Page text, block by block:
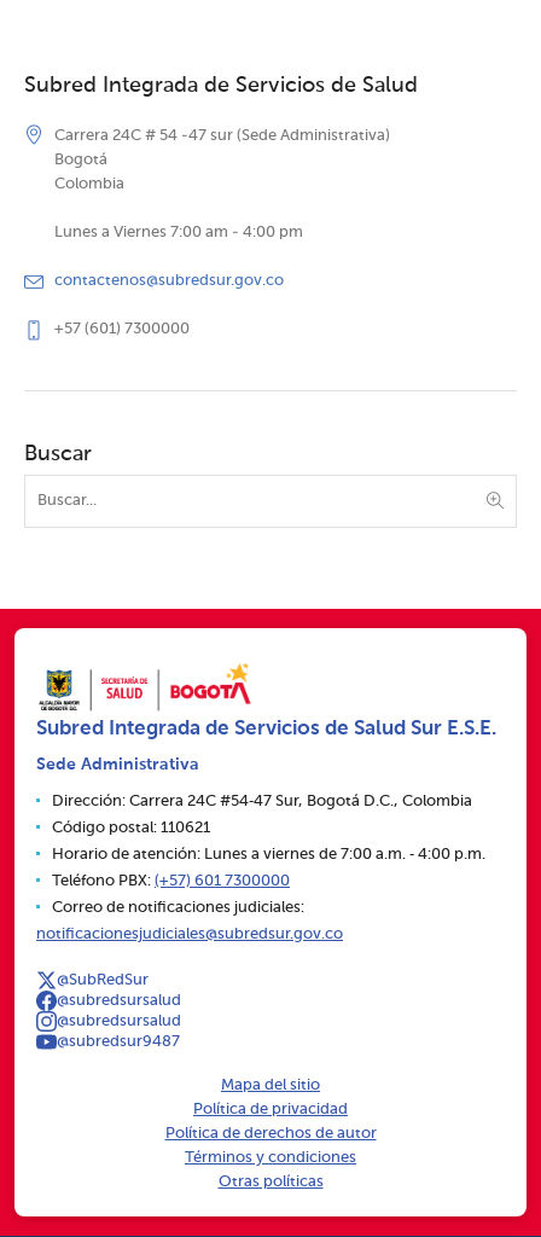
Subred Integrada de Servicios de Salud
Carrera 24C # 54 -47 sur (Sede Administrativa)
Bogotá
Colombia
Lunes a Viernes 7:00 am - 4:00 pm
contactenos@subredsur.gov.co
+57 (601) 7300000
Buscar
Subred Integrada de Servicios de Salud Sur E.S.E.
Sede Administrativa
Dirección: Carrera 24C #54‑47 Sur, Bogotá D.C., Colombia
Código postal: 110621
Horario de atención: Lunes a viernes de 7:00 a.m. ‑ 4:00 p.m.
Teléfono PBX: (+57) 601 7300000
Correo de notificaciones judiciales:
notificacionesjudiciales@subredsur.gov.co
@SubRedSur
@subredsursalud
@subredsursalud
@subredsur9487
Mapa del sitio
Política de privacidad
Política de derechos de autor
Términos y condiciones
Otras políticas